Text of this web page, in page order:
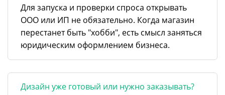
Для запуска и проверки спроса открывать
ООО или ИП не обязательно. Когда магазин
перестанет быть "хобби", есть смысл заняться
юридическим оформлением бизнеса.
Дизайн уже готовый или нужно заказывать?